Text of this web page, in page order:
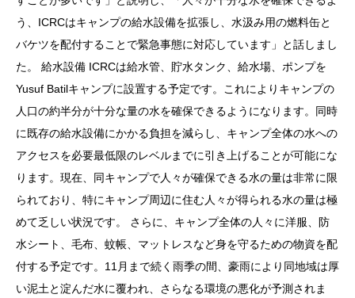
う、ICRCはキャンプの給水設備を拡張し、水汲み用の燃料缶と
バケツを配付することで緊急事態に対応しています」と話しまし
た。
給水設備 ICRCは給水管、貯水タンク、給水場、ポンプを
Yusuf Batilキャンプに設置する予定です。これによりキャンプの
人口の約半分が十分な量の水を確保できるようになります。同時
に既存の給水設備にかかる負担を減らし、キャンプ全体の水への
アクセスを必要最低限のレベルまでに引き上げることが可能にな
ります。現在、同キャンプで人々が確保できる水の量は非常に限
られており、特にキャンプ周辺に住む人々が得られる水の量は極
めて乏しい状況です。
さらに、キャンプ全体の人々に洋服、防
水シート、毛布、蚊帳、マットレスなど身を守るための物資を配
付する予定です。11月まで続く雨季の間、豪雨により同地域は厚
い泥土と淀んだ水に覆われ、さらなる環境の悪化が予測されま